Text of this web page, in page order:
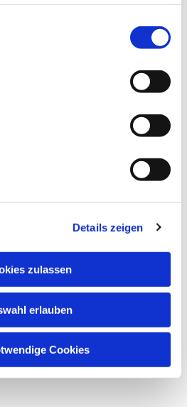
Details zeigen
zulassen
erlauben
Cookies
Sie auch